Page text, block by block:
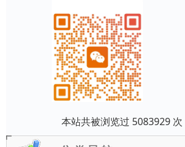
本站共被浏览过 5083929 次